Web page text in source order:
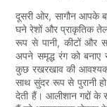
दूसरी ओर, सागौन आपके
घने रेशों और प्राकृतिक
रूप से पानी, कीटों और
अपने समृद्ध रंग को
कुछ रखरखाव की
साथ सुंदर रूप से पुरानी
देती हैं। आलीशान गद्दों के